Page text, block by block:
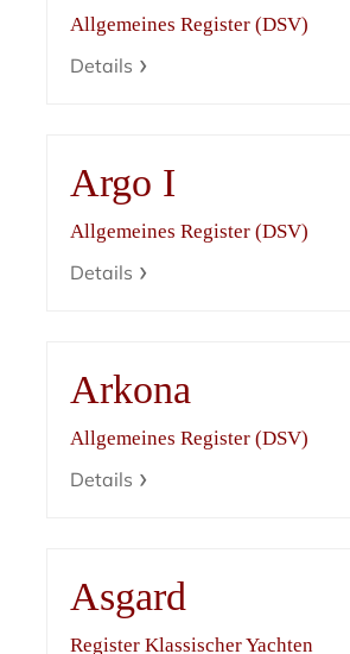
Allgemeines Register (DSV)
Details
Argo I
Allgemeines Register (DSV)
Details
Arkona
Allgemeines Register (DSV)
Details
Asgard
Register Klassischer Yachten